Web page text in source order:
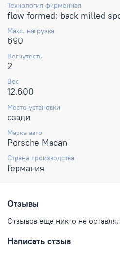
Технология фирменная
flow formed; back milled
Макс. нагрузка
690
Вогнутость
2
Вес
12.600
Место установки
сзади
Марка авто
Porsche Macan
Страна производства
Германия
Отзывы
Отзывов еще никто не оставлял
Написать отзыв